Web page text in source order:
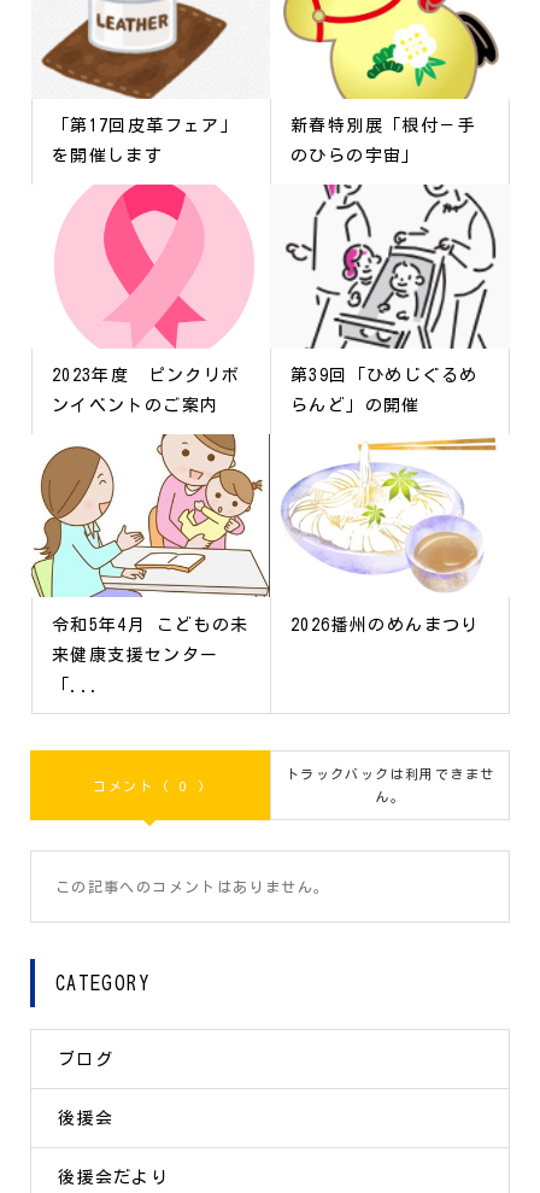
「第17回皮革フェア」
を開催します
新春特別展「根付－手
のひらの宇宙」
2023年度 ピンクリボ
ンイベントのご案内
第39回「ひめじぐるめ
らんど」の開催
令和5年4月 こどもの未
来健康支援センター
2026播州のめんまつり
コメント ( 0 )
トラックバックは利用できませ
ん。
この記事へのコメントはありません。
CATEGORY
ブログ
後援会
後援会だより